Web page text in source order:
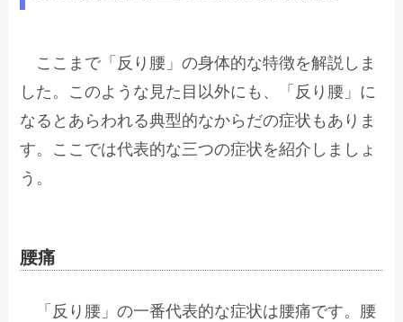
ここまで「反り腰」の身体的な特徴を解説しま
した。このような見た目以外にも、「反り腰」に
なるとあらわれる典型的なからだの症状もありま
す。ここでは代表的な三つの症状を紹介しましょ
う。
腰痛
「反り腰」の一番代表的な症状は腰痛です。腰